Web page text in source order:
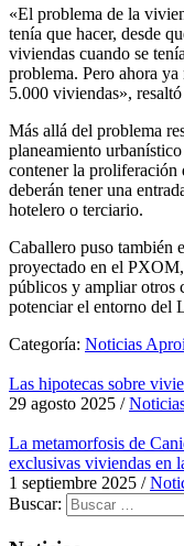
«El problema de la
tenía que hacer, desde
viviendas cuando se
problema. Pero ahora
5.000 viviendas»,
Más allá del problema
planeamiento
contener la proliferación
deberán tener una
hotelero o terciario.
Caballero puso también
proyectado en el
públicos y ampliar otros
potenciar el entorno del
Categoría: Noticias
Las hipotecas sobre
29 agosto 2025 /
La metamorfosis de
exclusivas viviendas en
1 septiembre 2025 /
Buscar: